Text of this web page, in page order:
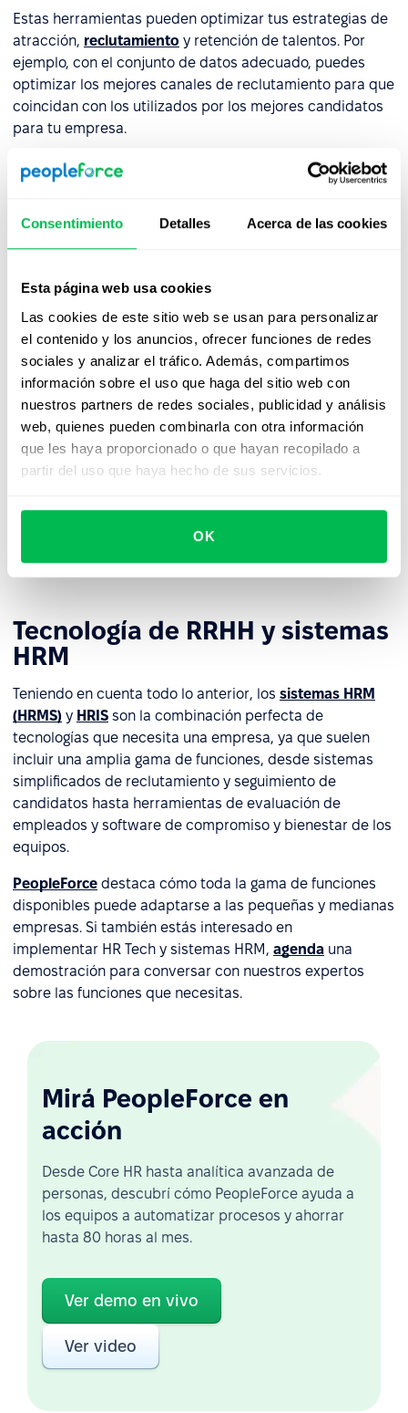
Consentimiento Detalles Acerca de las cookies
Esta página web usa cookies
Las cookies de este sitio web se usan para personalizar
el contenido y los anuncios, ofrecer funciones de redes
sociales y analizar el tráfico. Además, compartimos
información sobre el uso que haga del sitio web con
nuestros partners de redes sociales, publicidad y análisis
web, quienes pueden combinarla con otra información
que les haya proporcionado o que hayan recopilado a
partir del uso que haya hecho de sus servicios.
OK
Estas herramientas pueden optimizar tus estrategias de
atracción, reclutamiento y retención de talentos. Por
ejemplo, con el conjunto de datos adecuado, puedes
optimizar los mejores canales de reclutamiento para que
coincidan con los utilizados por los mejores candidatos
para tu empresa.
También podrás anticiparte a las necesidades de tus
empleados y satisfacerlas utilizando los datos de las
también permiten a los profesionales de RRHH evaluar la
experiencia, el compromiso y la satisfacción de los
Desarrollo profesional y
reaprendizaje
Las herramientas de RRHH pueden ayudar a los
empleados a identificar sus habilidades, puntos débiles
y la dirección de su aprendizaje futuro. Estas
herramientas, incluidas las iniciativas de formación a
distancia, pueden ayudar a crear y mantener una cultura
Tecnología de RRHH y sistemas
HRM
Teniendo en cuenta todo lo anterior, los sistemas HRM
(HRMS) y HRIS son la combinación perfecta de
tecnologías que necesita una empresa, ya que suelen
incluir una amplia gama de funciones, desde sistemas
simplificados de reclutamiento y seguimiento de
candidatos hasta herramientas de evaluación de
empleados y software de compromiso y bienestar de los
equipos.
PeopleForce destaca cómo toda la gama de funciones
disponibles puede adaptarse a las pequeñas y medianas
empresas. Si también estás interesado en
implementar HR Tech y sistemas HRM, agenda una
demostración para conversar con nuestros expertos
sobre las funciones que necesitas.
Mirá PeopleForce en
acción
Desde Core HR hasta analítica avanzada de
personas, descubrí cómo PeopleForce ayuda a
los equipos a automatizar procesos y ahorrar
hasta 80 horas al mes.
Ver demo en vivo
Ver video